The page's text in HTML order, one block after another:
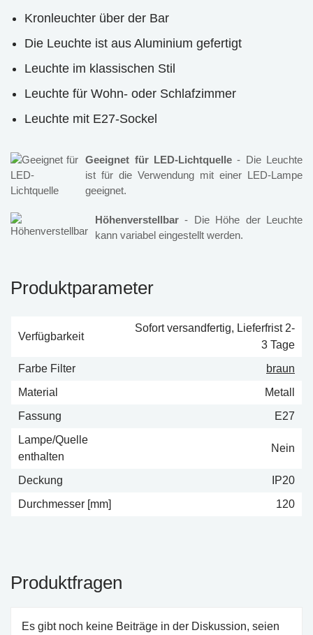
Kronleuchter über der Bar
Die Leuchte ist aus Aluminium gefertigt
Leuchte im klassischen Stil
Leuchte für Wohn- oder Schlafzimmer
Leuchte mit E27-Sockel
Geeignet für LED-Lichtquelle - Die Leuchte
ist für die Verwendung mit einer LED-Lampe
geeignet.
Höhenverstellbar - Die Höhe der Leuchte
kann variabel eingestellt werden.
Produktparameter
Verfügbarkeit
Sofort versandfertig, Lieferfrist 2-
3 Tage
Farbe Filter
braun
Material
Metall
Fassung
E27
Lampe/Quelle
enthalten
Nein
Deckung
IP20
Durchmesser [mm]
120
Produktfragen
Es gibt noch keine Beiträge in der Diskussion, seien